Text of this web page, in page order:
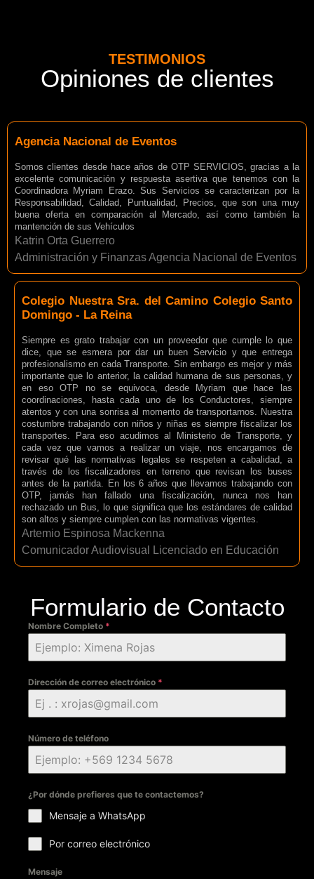
TESTIMONIOS
Opiniones de clientes
Agencia Nacional de Eventos
Somos clientes desde hace años de OTP SERVICIOS, gracias a la
excelente comunicación y respuesta asertiva que tenemos con la
Coordinadora Myriam Erazo. Sus Servicios se caracterizan por la
Responsabilidad, Calidad, Puntualidad, Precios, que son una muy
buena oferta en comparación al Mercado, así como también la
mantención de sus Vehículos
Katrin Orta Guerrero
Administración y Finanzas Agencia Nacional de Eventos
Colegio Nuestra Sra. del Camino Colegio Santo
Domingo - La Reina
Siempre es grato trabajar con un proveedor que cumple lo que
dice, que se esmera por dar un buen Servicio y que entrega
profesionalismo en cada Transporte. Sin embargo es mejor y más
importante que lo anterior, la calidad humana de sus personas, y
en eso OTP no se equivoca, desde Myriam que hace las
coordinaciones, hasta cada uno de los Conductores, siempre
atentos y con una sonrisa al momento de transportarnos. Nuestra
costumbre trabajando con niños y niñas es siempre fiscalizar los
transportes. Para eso acudimos al Ministerio de Transporte, y
cada vez que vamos a realizar un viaje, nos encargamos de
revisar qué las normativas legales se respeten a cabalidad, a
través de los fiscalizadores en terreno que revisan los buses
antes de la partida. En los 6 años que llevamos trabajando con
OTP, jamás han fallado una fiscalización, nunca nos han
rechazado un Bus, lo que significa que los estándares de calidad
son altos y siempre cumplen con las normativas vigentes.
Artemio Espinosa Mackenna
Comunicador Audiovisual Licenciado en Educación
Formulario de Contacto
Nombre Completo *
Dirección de correo electrónico *
Número de teléfono
¿Por dónde prefieres que te contactemos?
Mensaje a WhatsApp
Por correo electrónico
Mensaje